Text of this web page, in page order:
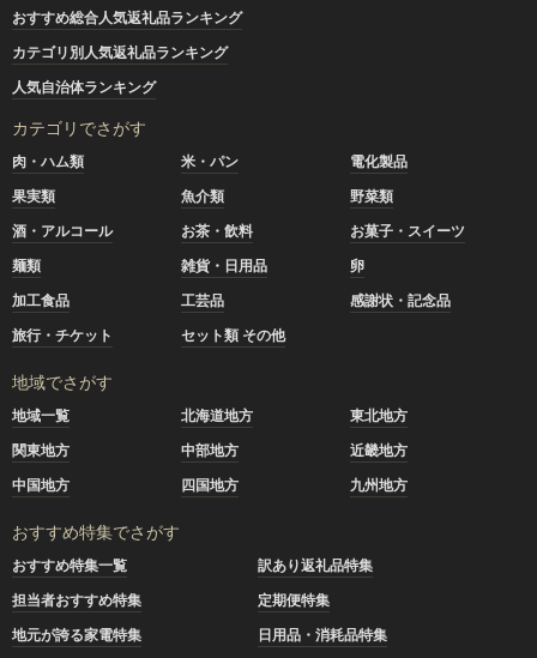
おすすめ総合人気返礼品ランキング
カテゴリ別人気返礼品ランキング
人気自治体ランキング
カテゴリでさがす
肉・ハム類 米・パン
電化製品
果実類
魚介類
野菜類
酒・アルコール
お茶・飲料
お菓子・スイーツ
麺類
雑貨・日用品
卵
加工食品
工芸品
感謝状・記念品
旅行・チケット
セット類 その他
地域でさがす
地域一覧 北海道地方
東北地方
関東地方
中部地方
近畿地方
中国地方
四国地方 九州地方
おすすめ特集でさがす
おすすめ特集一覧
訳あり返礼品特集
担当者おすすめ特集
定期便特集
地元が誇る家電特集
日用品・消耗品特集